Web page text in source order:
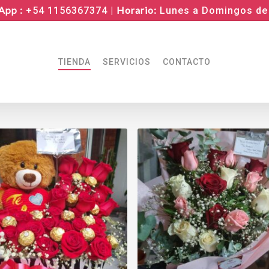
: +54 1156367374 | Horario: Lunes a Domingos
TIENDA SERVICIOS CONTACTO